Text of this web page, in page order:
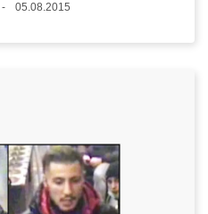
05.08.2015